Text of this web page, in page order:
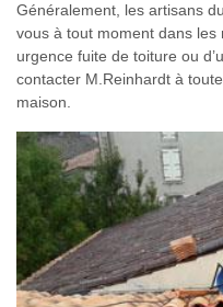
Généralement, les artisans
vous à tout moment dans les
urgence fuite de toiture ou
contacter M.Reinhardt à
maison.